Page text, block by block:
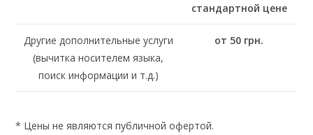
стандартной цене
Другие дополнительные услуги
(вычитка носителем языка,
поиск информации и т.д.)
от 50 грн.
* Цены не являются публичной офертой.